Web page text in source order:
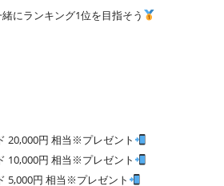
にランキング1位を目指そう
20,000円 相当※プレゼント
10,000円 相当※プレゼント
5,000円 相当※プレゼント